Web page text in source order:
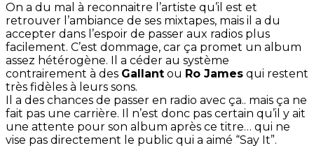
On a du mal à reconnaitre l’artiste qu’il est et
retrouver l’ambiance de ses mixtapes, mais il a du
accepter dans l’espoir de passer aux radios plus
facilement. C’est dommage, car ça promet un album
assez hétérogène. Il a céder au système
contrairement à des Gallant ou Ro James qui restent
très fidèles à leurs sons.
Il a des chances de passer en radio avec ça.. mais ça ne
fait pas une carrière. Il n’est donc pas certain qu’il y ait
une attente pour son album après ce titre… qui ne
vise pas directement le public qui a aimé “Say It”.